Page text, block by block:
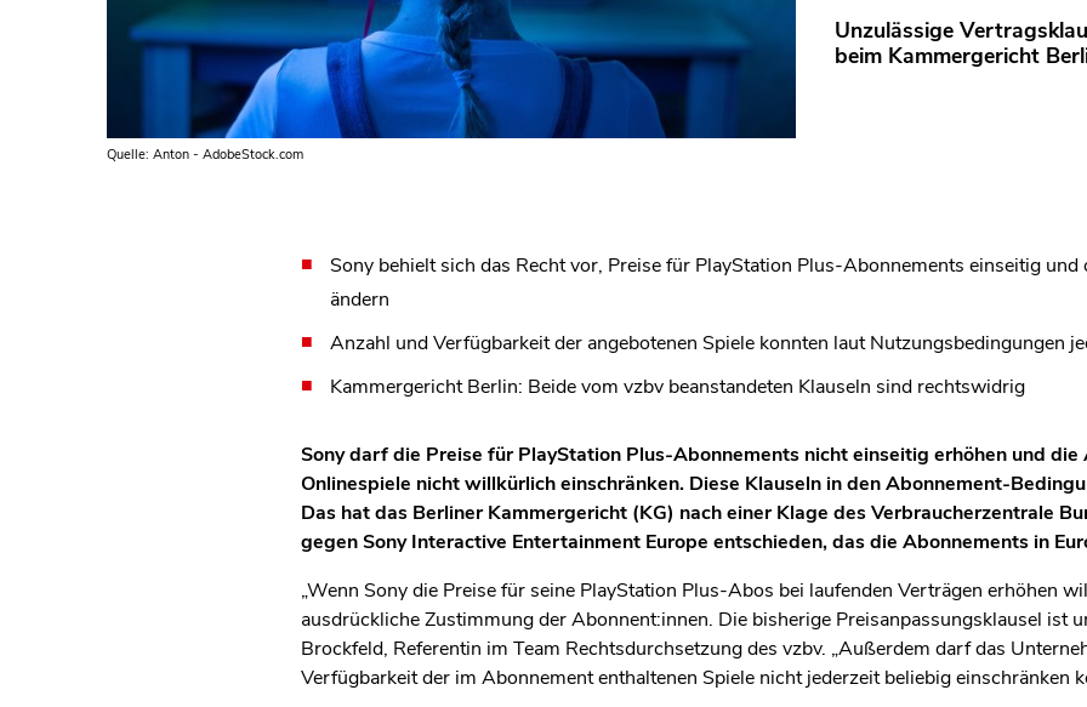
Quelle: Anton - AdobeStock.com
Unzulässige
beim Kammergericht
Sony behielt sich das Recht vor, Preise für PlayStation Plus-Abonnements einseitig
ändern
Anzahl und Verfügbarkeit der angebotenen Spiele konnten laut Nutzungsbedingungen
Kammergericht Berlin: Beide vom vzbv beanstandeten Klauseln sind rechtswidrig
Sony darf die Preise für PlayStation Plus-Abonnements nicht einseitig erhöhen und
Onlinespiele nicht willkürlich einschränken. Diese Klauseln in den Abonnement-
Das hat das Berliner Kammergericht (KG) nach einer Klage des Verbraucherzentrale
gegen Sony Interactive Entertainment Europe entschieden, das die Abonnements in
„Wenn Sony die Preise für seine PlayStation Plus-Abos bei laufenden Verträgen erhöhen
ausdrückliche Zustimmung der Abonnent:innen. Die bisherige Preisanpassungsklausel ist
Brockfeld, Referentin im Team Rechtsdurchsetzung des vzbv. „Außerdem darf das
Verfügbarkeit der im Abonnement enthaltenen Spiele nicht jederzeit beliebig einschränken